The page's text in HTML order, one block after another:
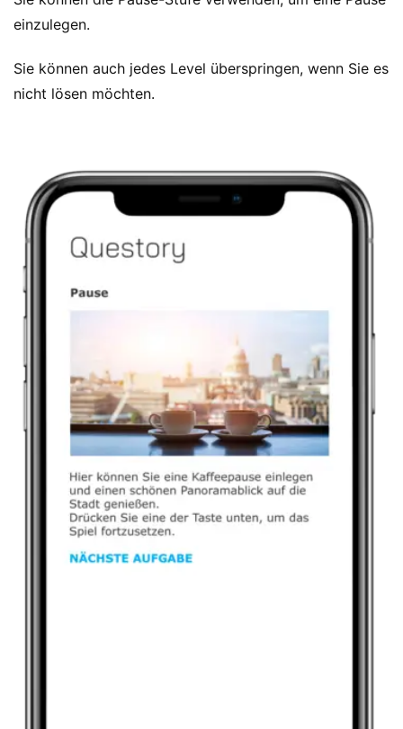
einzulegen.
Sie können auch jedes Level überspringen, wenn Sie es
nicht lösen möchten.